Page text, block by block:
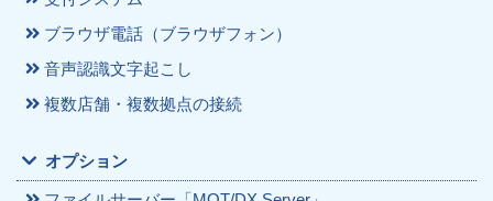
ブラウザ電話（ブラウザフォン）
音声認識文字起こし
複数店舗・複数拠点の接続
オプション